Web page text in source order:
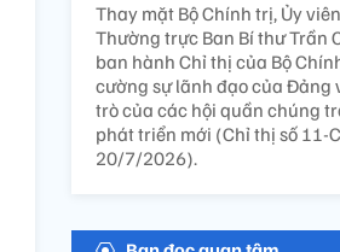
Thay mặt Bộ Chính trị, Ủy
Thường trực Ban Bí thư Trần
ban hành Chỉ thị của Bộ
cường sự lãnh đạo của Đảng
trò của các hội quần chúng
phát triển mới (Chỉ thị số 11-
20/7/2026).